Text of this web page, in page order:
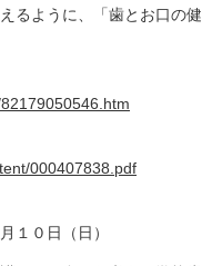
るように、「歯とお口の健
000407838.pdf
１０日（日）